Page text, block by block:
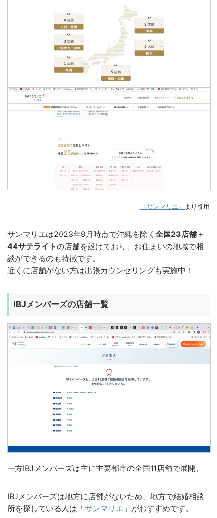
「サンマリエ」 より引用
サンマリエは2023年9月時点で沖縄を除く 全国23店舗＋
44サテライトの店舗を設けており、お住まいの地域で相
談ができるのも特徴です。
近くに店舗がない方は出張カウンセリングも実施中！
IBJメンバーズの店舗一覧
一方IBJメンバーズは主に主要都市の全国11店舗で展開。
IBJメンバーズは地方に店舗がないため、地方で結婚相談
所を探している人は「サンマリエ 」がおすすめです。